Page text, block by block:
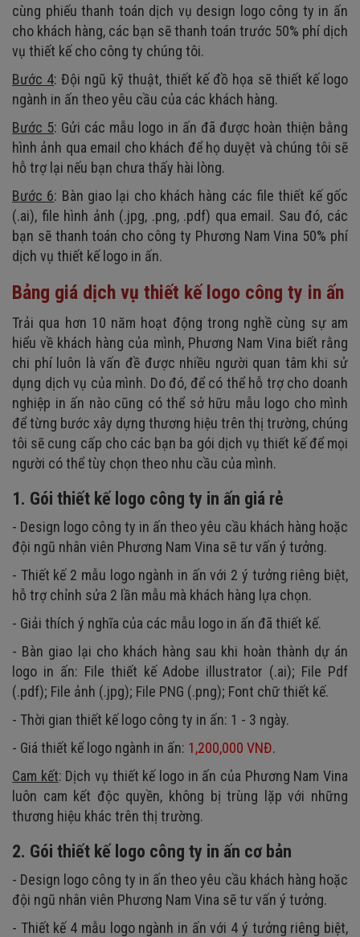
cùng phiếu thanh toán dịch vụ design logo công ty in ấn
cho khách hàng, các bạn sẽ thanh toán trước 50% phí dịch
vụ thiết kế cho công ty chúng tôi.
Bước 4: Đội ngũ kỹ thuật, thiết kế đồ họa sẽ thiết kế logo
ngành in ấn theo yêu cầu của các khách hàng.
Bước 5: Gửi các mẫu logo in ấn đã được hoàn thiện bằng
hình ảnh qua email cho khách để họ duyệt và chúng tôi sẽ
hỗ trợ lại nếu bạn chưa thấy hài lòng.
Bước 6: Bàn giao lại cho khách hàng các file thiết kế gốc
(.ai), file hình ảnh (.jpg, .png, .pdf) qua email. Sau đó, các
bạn sẽ thanh toán cho công ty Phương Nam Vina 50% phí
dịch vụ thiết kế logo in ấn.
Bảng giá dịch vụ thiết kế logo công ty in ấn
Trải qua hơn 10 năm hoạt động trong nghề cùng sự am
hiểu về khách hàng của mình, Phương Nam Vina biết rằng
chi phí luôn là vấn đề được nhiều người quan tâm khi sử
dụng dịch vụ của mình. Do đó, để có thể hỗ trợ cho doanh
nghiệp in ấn nào cũng có thể sở hữu mẫu logo cho mình
để từng bước xây dựng thương hiệu trên thị trường, chúng
tôi sẽ cung cấp cho các bạn ba gói dịch vụ thiết kế để mọi
người có thể tùy chọn theo nhu cầu của mình.
1. Gói thiết kế logo công ty in ấn giá rẻ
- Design logo công ty in ấn theo yêu cầu khách hàng hoặc
đội ngũ nhân viên Phương Nam Vina sẽ tư vấn ý tưởng.
- Thiết kế 2 mẫu logo ngành in ấn với 2 ý tưởng riêng biệt,
hỗ trợ chỉnh sửa 2 lần mẫu mà khách hàng lựa chọn.
- Giải thích ý nghĩa của các mẫu logo in ấn đã thiết kế.
- Bàn giao lại cho khách hàng sau khi hoàn thành dự án
logo in ấn: File thiết kế Adobe illustrator (.ai); File Pdf
(.pdf); File ảnh (.jpg); File PNG (.png); Font chữ thiết kế.
- Thời gian thiết kế logo công ty in ấn: 1 - 3 ngày.
- Giá thiết kế logo ngành in ấn: 1,200,000 VNĐ.
Cam kết: Dịch vụ thiết kế logo in ấn của Phương Nam Vina
luôn cam kết độc quyền, không bị trùng lặp với những
thương hiệu khác trên thị trường.
2. Gói thiết kế logo công ty in ấn cơ bản
- Design logo công ty in ấn theo yêu cầu khách hàng hoặc
đội ngũ nhân viên Phương Nam Vina sẽ tư vấn ý tưởng.
- Thiết kế 4 mẫu logo ngành in ấn với 4 ý tưởng riêng biệt,